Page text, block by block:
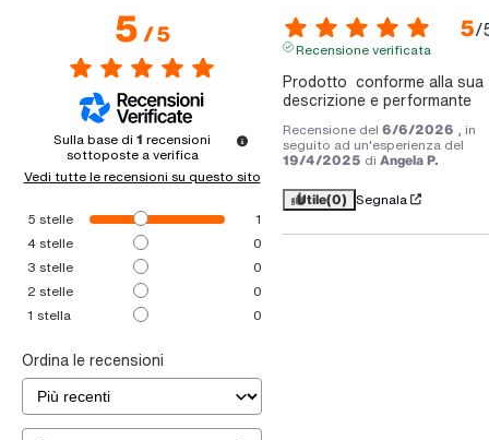
5/5
Sulla base di 1 recensioni
sottoposte a verifica
Vedi tutte le recensioni su questo sito
5 stelle
1
4stelle
0
3 stelle
0
2 stelle
0
1 stella 0
Ordina le recensioni
5/
Recensione verificata
Prodotto  conforme alla sua
descrizione e performante
Recensione del 6/6/2026 , in
seguito ad un'esperienza del
19/4/2025 di Angela P.
Utile(0) Segnala